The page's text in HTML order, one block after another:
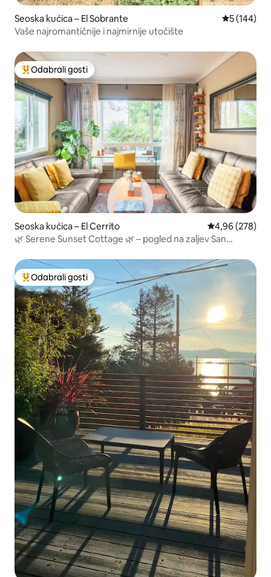
Seoska kućica – El Sobrante Prosječna
5 (144)
Vaše najromantičnije i najmirnije utočište
Među najviše rangiranima s oznakom „Odabrali gosti”
Odabrali gosti
Seoska kućica – El Cerrito Prosječna
4,96 (278)
🌿 Serene Sunset Cottage 🌿 – pogled na zaljev San
Među najviše rangiranima s oznakom „Odabrali gosti”
Odabrali gosti